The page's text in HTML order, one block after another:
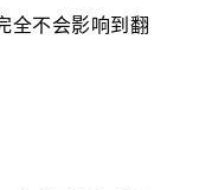
全不会影响到翻